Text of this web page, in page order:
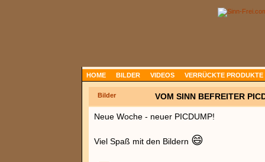
HOME BILDER VIDEOS VERRÜCKTE PRODUKTE
Bilder VOM SINN BEFREITER
Neue Woche - neuer PICDUMP!
Viel Spaß mit den Bildern 😄